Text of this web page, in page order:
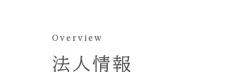
Overview
法人情報